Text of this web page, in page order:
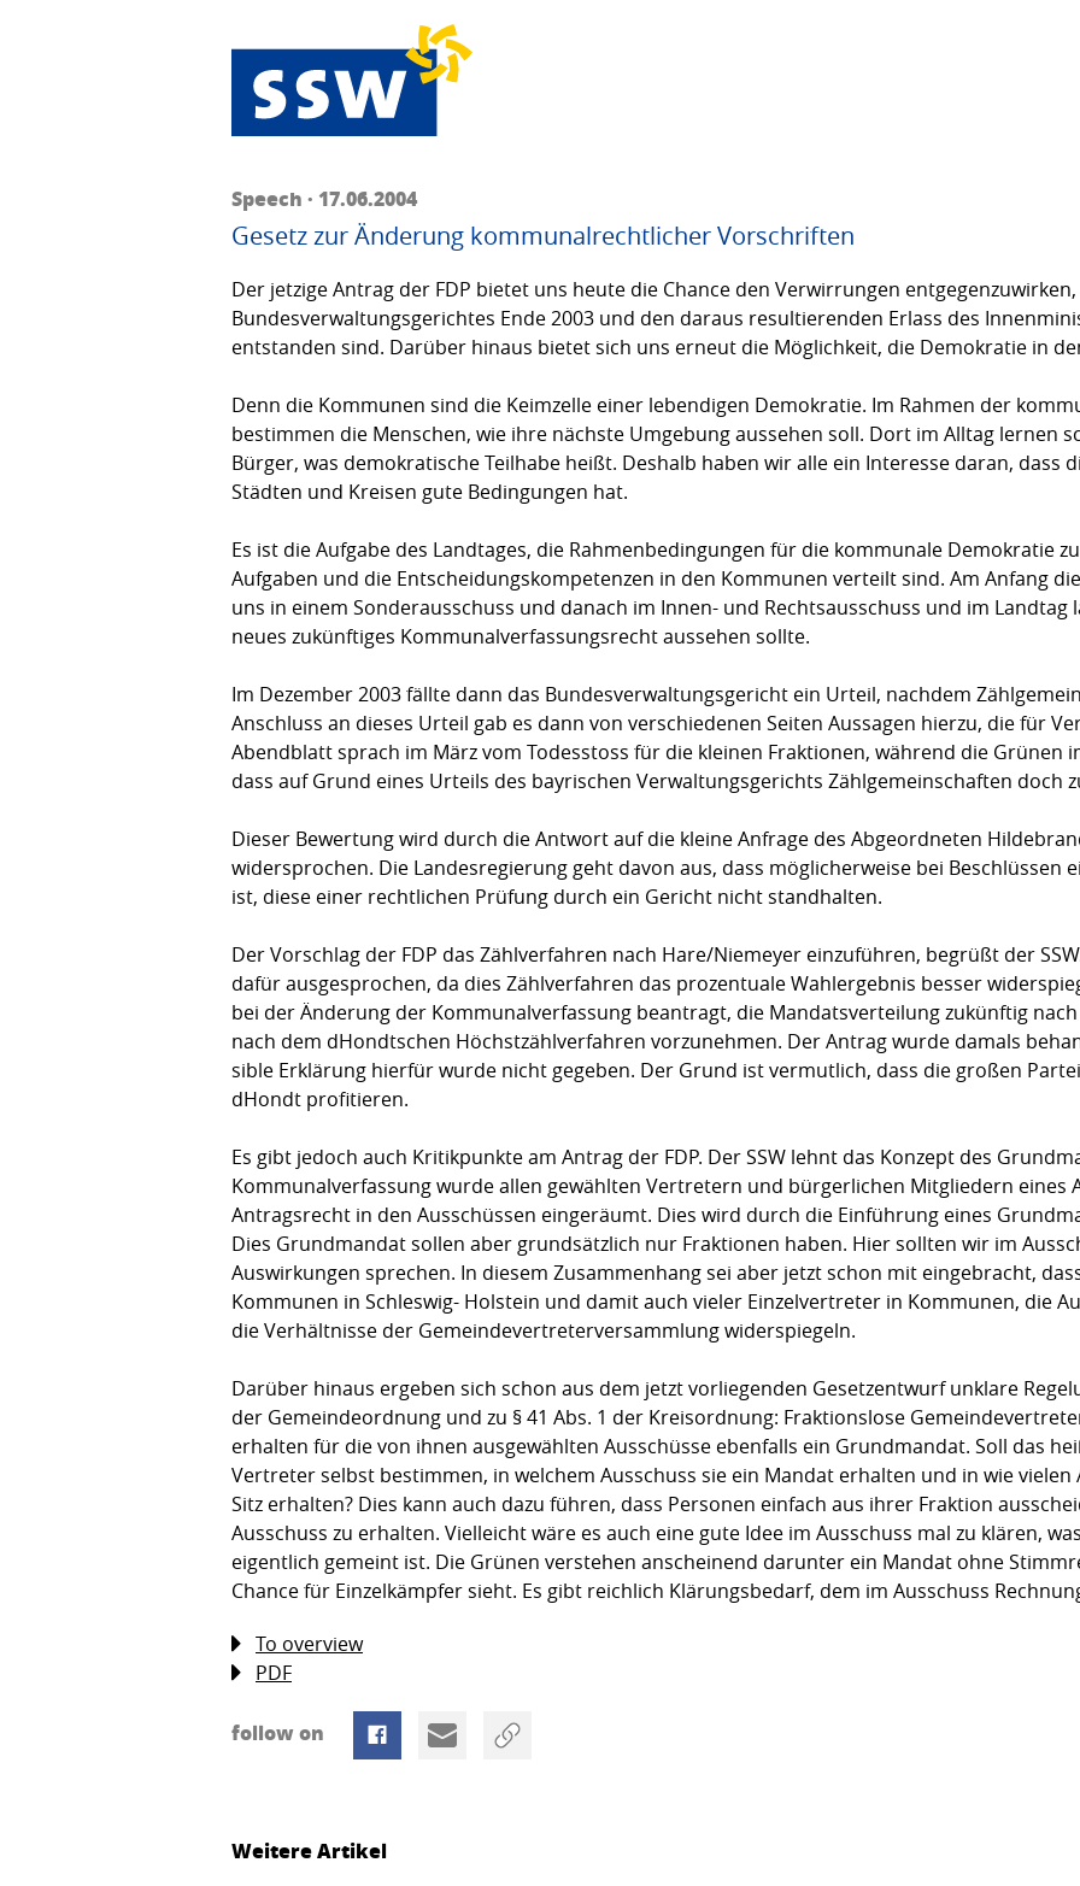
Speech · 17.06.2004
Gesetz zur Änderung kommunalrechtlicher Vorschriften
Der jetzige Antrag der FDP bietet uns heute die Chance den Verwirrungen
Bundesverwaltungsgerichtes Ende 2003 und den daraus resultierenden Erlass des
entstanden sind. Darüber hinaus bietet sich uns erneut die Möglichkeit, die Demokratie in
Denn die Kommunen sind die Keimzelle einer lebendigen Demokratie. Im Rahmen der
bestimmen die Menschen, wie ihre nächste Umgebung aussehen soll. Dort im Alltag lernen
Bürger, was demokratische Teilhabe heißt. Deshalb haben wir alle ein Interesse daran, dass
Städten und Kreisen gute Bedingungen hat.
Es ist die Aufgabe des Landtages, die Rahmenbedingungen für die kom­mu­nale Demokratie
Aufgaben und die Entschei­dungs­­kom­pe­tenzen in den Kommunen verteilt sind. Am Anfang
uns in einem Sonderausschuss und danach im Innen- und Rechtsausschuss und im
neues zukünftiges Kommunalverfassungsrecht aussehen sollte.
Im Dezember 2003 fällte dann das Bundesverwaltungsgericht ein Urteil, nachdem
Anschluss an dieses Urteil gab es dann von verschiedenen Seiten Aussagen hierzu, die für
Abendblatt sprach im März vom Todesstoss für die kleinen Fraktionen, während die Grünen
dass auf Grund eines Urteils des bayrischen Verwaltungsgerichts Zählgemeinschaften doch
Dieser Bewertung wird durch die Antwort auf die kleine Anfrage des Abgeordneten
widersprochen. Die Landesregierung geht davon aus, dass möglicherweise bei Beschlüssen
ist, diese einer rechtlichen Prüfung durch ein Gericht nicht standhalten.
Der Vorschlag der FDP das Zählverfahren nach Hare/Niemeyer einzuführen, begrüßt der
dafür ausgesprochen, da dies Zähl­verfahren das prozentuale Wahlergebnis besser
bei der Änderung der Kommunalverfassung beantragt, die Man­dats­verteilung zu­künf­tig
nach dem dHondtschen Höchstzählverfahren vorzunehmen. Der Antrag wurde damals
sible Erklärung hierfür wurde nicht gegeben. Der Grund ist vermutlich, dass die großen
dHondt profitieren.
Es gibt jedoch auch Kritikpunkte am Antrag der FDP. Der SSW lehnt das Konzept des
Kommunalverfassung wurde allen gewählten Vertretern und bürgerlichen Mitgliedern eines
Antragsrecht in den Ausschüssen eingeräumt. Dies wird durch die Einführung eines
Dies Grundmandat sollen aber grundsätzlich nur Fraktionen haben. Hier sollten wir im
Auswirkungen sprechen. In diesem Zusammenhang sei aber jetzt schon mit eingebracht,
Kommunen in Schleswig- Holstein und damit auch vieler Einzelvertreter in Kommunen, die
die Verhältnisse der Gemeindevertreterversammlung widerspiegeln.
Darüber hinaus ergeben sich schon aus dem jetzt vorliegenden Gesetzentwurf unklare
der Gemeindeordnung und zu § 41 Abs. 1 der Kreisordnung: Fraktionslose
erhalten für die von ihnen ausgewählten Ausschüsse ebenfalls ein Grundmandat. Soll das
Vertreter selbst bestimmen, in welchem Ausschuss sie ein Mandat erhalten und in wie
Sitz erhalten? Dies kann auch dazu führen, dass Personen einfach aus ihrer Fraktion
Ausschuss zu erhalten. Vielleicht wäre es auch eine gute Idee im Ausschuss mal zu klären,
eigentlich gemeint ist. Die Grünen verstehen anscheinend darunter ein Mandat ohne
Chance für Einzelkämpfer sieht. Es gibt reichlich Klärungsbedarf, dem im Ausschuss
To overview
PDF
follow on
Weitere Artikel